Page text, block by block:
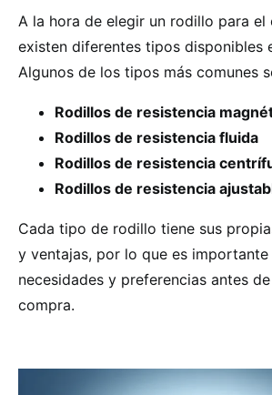
A la hora de elegir un rodillo para el
existen diferentes tipos disponibles
Algunos de los tipos más comunes
Rodillos de resistencia
Rodillos de resistencia fluida
Rodillos de resistencia
Rodillos de resistencia
Cada tipo de rodillo tiene sus
y ventajas, por lo que es
necesidades y preferencias antes
compra.